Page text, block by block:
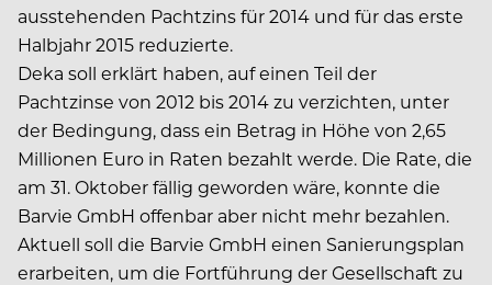
ausstehenden Pachtzins für 2014 und für das erste
Halbjahr 2015 reduzierte.
Deka soll erklärt haben, auf einen Teil der
Pachtzinse von 2012 bis 2014 zu verzichten, unter
der Bedingung, dass ein Betrag in Höhe von 2,65
Millionen Euro in Raten bezahlt werde. Die Rate, die
am 31. Oktober fällig geworden wäre, konnte die
Barvie GmbH offenbar aber nicht mehr bezahlen.
Aktuell soll die Barvie GmbH einen Sanierungsplan
erarbeiten, um die Fortführung der Gesellschaft zu